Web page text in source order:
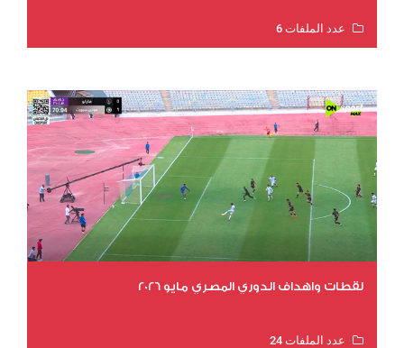
عدد الملفات 6
لقطات واهداف الدوري المصري مايو 2026
عدد الملفات 24